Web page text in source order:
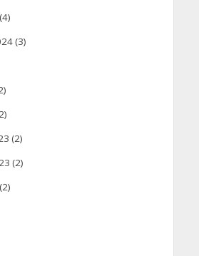
(3)
(2)
(2)
(2)